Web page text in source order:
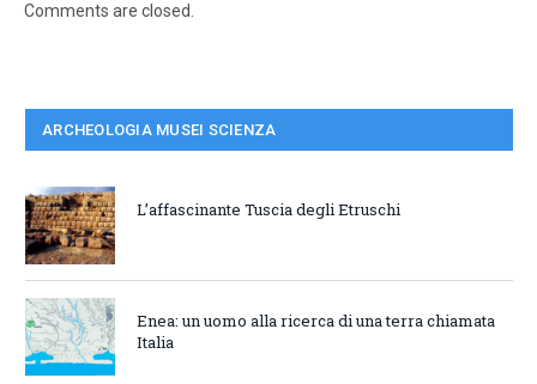
Comments are closed.
ARCHEOLOGIA MUSEI SCIENZA
L’affascinante Tuscia degli Etruschi
Enea: un uomo alla ricerca di una terra chiamata
Italia